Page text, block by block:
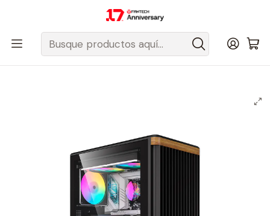
Despacho gratis a todo Chile sobre $50.000 pesos.
Inicio
Gabinetes
Gabinetes ATX
Timberline T1 Black Gabinete PC + 4 Ventiladores RGB